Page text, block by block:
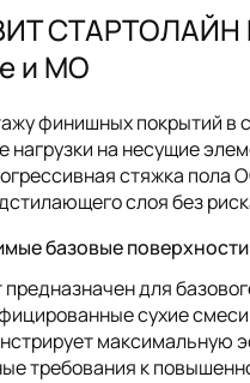
СТАРТОЛАЙН
и МО
финишных покрытий в
нагрузки на несущие
стяжка
слоя без
базовые поверхности
для
сухие
требования к